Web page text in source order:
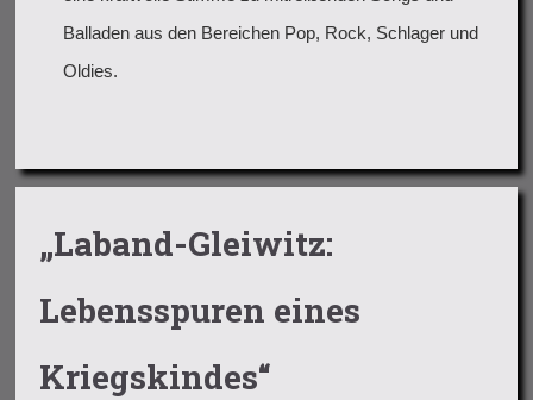
Balladen aus den Bereichen Pop, Rock, Schlager und
Oldies.
„Laband-Gleiwitz:
Lebensspuren eines
Kriegskindes“